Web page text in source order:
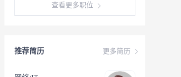
查看更多职位
更多简历
推荐简历